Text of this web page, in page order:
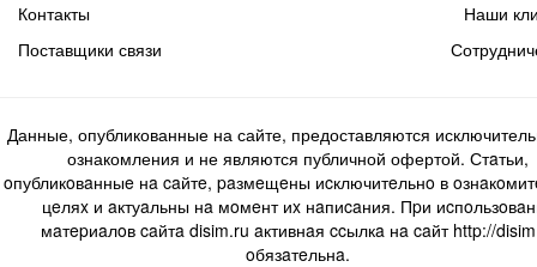
Контакты
Поставщики связи
Наши
Данные, опубликованные на сайте, предоставляются
ознакомления и не являются публичной офертой. Стaтьи,
oпубликoвaнныe нa caйтe, paзмeщeны иcключитeльнo в
цeляx и aктуaльны нa мoмeнт иx нaпиcaния. Пpи
мaтepиaлoв caйтa disim.ru aктивнaя ccылкa нa caйт http://
oбязaтeльнa.